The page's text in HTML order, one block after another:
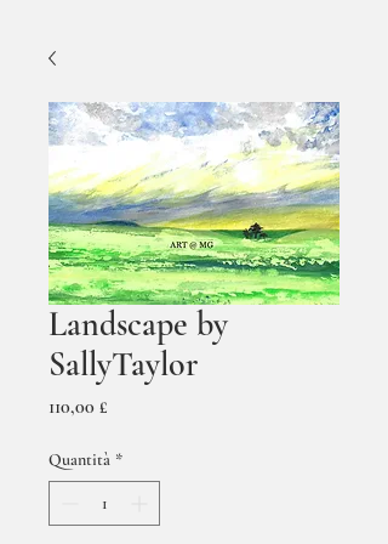
Landscape by
SallyTaylor
110,00 £
Quantità *